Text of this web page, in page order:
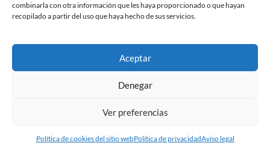
combinarla con otra información que les haya proporcionado o que hayan
recopilado a partir del uso que haya hecho de sus servicios.
Aceptar
Denegar
Ver preferencias
Política de cookies del sitio webPolítica de privacidadAviso legal
Desarrollado porPlaneayOshito